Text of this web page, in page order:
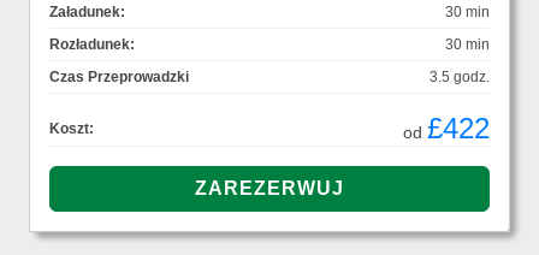
Załadunek:
30 min
Rozładunek:
30 min
Czas Przeprowadzki
3.5 godz.
Koszt: od £422